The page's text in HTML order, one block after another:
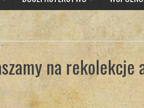
na